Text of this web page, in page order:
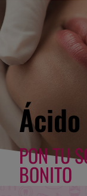
PON TU
BONITO